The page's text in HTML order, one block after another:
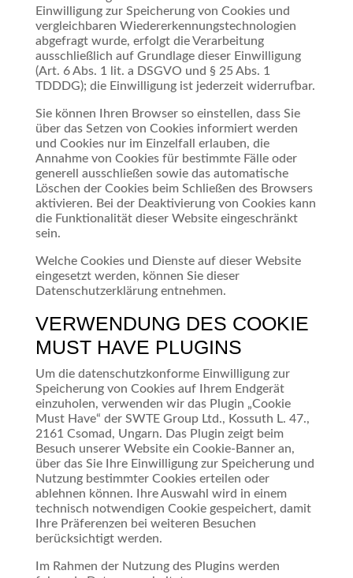
Einwilligung zur Speicherung von Cookies und
vergleichbaren Wiedererkennungstechnologien
abgefragt wurde, erfolgt die Verarbeitung
ausschließlich auf Grundlage dieser Einwilligung
(Art. 6 Abs. 1 lit. a DSGVO und § 25 Abs. 1
TDDDG); die Einwilligung ist jederzeit widerrufbar.
Sie können Ihren Browser so einstellen, dass Sie
über das Setzen von Cookies informiert werden
und Cookies nur im Einzelfall erlauben, die
Annahme von Cookies für bestimmte Fälle oder
generell ausschließen sowie das automatische
Löschen der Cookies beim Schließen des Browsers
aktivieren. Bei der Deaktivierung von Cookies kann
die Funktionalität dieser Website eingeschränkt
sein.
Welche Cookies und Dienste auf dieser Website
eingesetzt werden, können Sie dieser
Datenschutzerklärung entnehmen.
VERWENDUNG DES COOKIE
MUST HAVE PLUGINS
Um die datenschutzkonforme Einwilligung zur
Speicherung von Cookies auf Ihrem Endgerät
einzuholen, verwenden wir das Plugin „Cookie
Must Have“ der SWTE Group Ltd., Kossuth L. 47.,
2161 Csomad, Ungarn. Das Plugin zeigt beim
Besuch unserer Website ein Cookie-Banner an,
über das Sie Ihre Einwilligung zur Speicherung und
Nutzung bestimmter Cookies erteilen oder
ablehnen können. Ihre Auswahl wird in einem
technisch notwendigen Cookie gespeichert, damit
Ihre Präferenzen bei weiteren Besuchen
berücksichtigt werden.
Im Rahmen der Nutzung des Plugins werden